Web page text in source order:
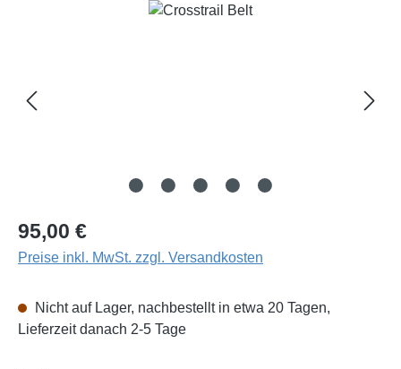
Bildergalerie überspringen
Regulärer Preis:
95,00 €
Preise inkl. MwSt. zzgl. Versandkosten
Nicht auf Lager, nachbestellt in etwa 20 Tagen,
Lieferzeit danach 2-5 Tage